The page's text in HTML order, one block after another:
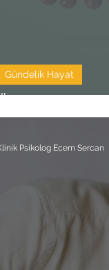
Gündelik Hayat
Psikolog Ecem Sercan